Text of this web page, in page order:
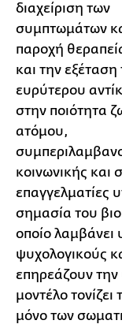
διαχείριση των
συμπτωμάτων
παροχή
και την εξέταση
ευρύτερου
στην ποιότητα
ατόμου,
κοινωνικής και
επαγγελματίες
σημασία του
οποίο λαμβάνει
ψυχολογικούς
επηρεάζουν την
μοντέλο
μόνο των